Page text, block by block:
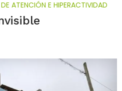
ATENCIÓN E HIPERACTIVIDAD